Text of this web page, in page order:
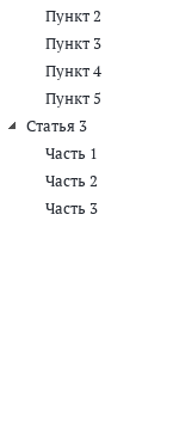
Пункт 2
Пункт 3
Пункт 4
Пункт 5
Статья 3
Часть 1
Часть 2
Часть 3